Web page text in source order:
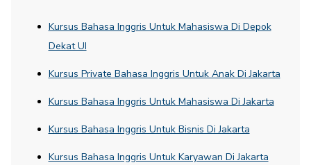
Kursus Bahasa Inggris Untuk Mahasiswa Di Depok
Dekat UI
Kursus Private Bahasa Inggris Untuk Anak Di Jakarta
Kursus Bahasa Inggris Untuk Mahasiswa Di Jakarta
Kursus Bahasa Inggris Untuk Bisnis Di Jakarta
Kursus Bahasa Inggris Untuk Karyawan Di Jakarta